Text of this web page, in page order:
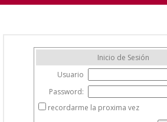
Inicio de Sesión
Usuario
Password:
recordarme la proxima vez